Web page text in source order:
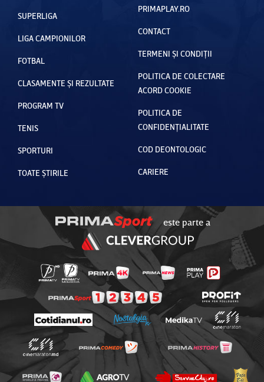
SUPERLIGA
LIGA CAMPIONILOR
FOTBAL
CLASAMENTE ȘI REZULTATE
PROGRAM TV
TENIS
SPORTURI
TOATE ȘTIRILE
PRIMAPLAY.RO
CONTACT
TERMENI ȘI CONDIȚII
POLITICA DE COLECTARE
ACORD COOKIE
POLITICA DE
CONFIDENȚIALITATE
COD DEONTOLOGIC
CARIERE
este parte a